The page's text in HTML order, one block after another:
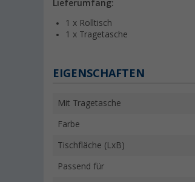
Lieferumfang:
1 x Rolltisch
1 x Tragetasche
EIGENSCHAFTEN
Mit Tragetasche
Farbe
Tischfläche (LxB)
Passend für